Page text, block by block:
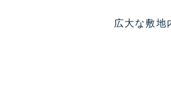
広大な敷地